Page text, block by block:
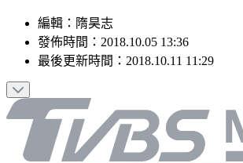
編輯 ： 隋昊志
發佈時間： 2018.10.05 13:36
最後更新時間： 2018.10.11 11:29